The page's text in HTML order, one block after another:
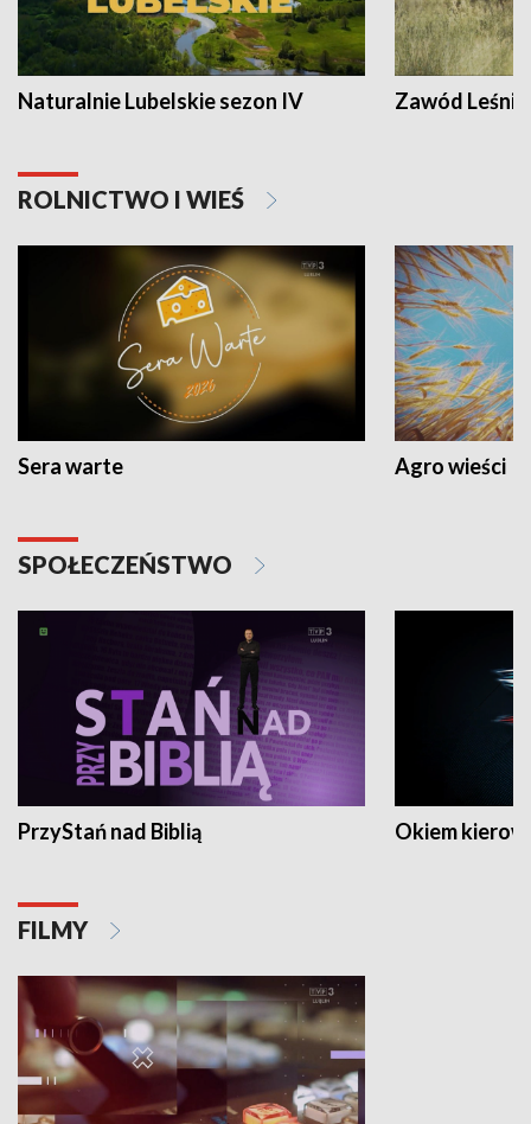
Naturalnie Lubelskie sezon IV Zawód Leśnik
ROLNICTWO I WIEŚ
Sera warte Agro wieści
SPOŁECZEŃSTWO
PrzyStań nad Biblią Okiem
FILMY